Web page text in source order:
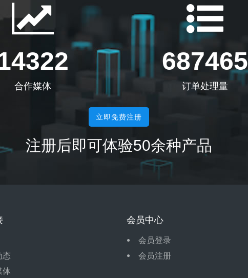
合作媒体
687465
订单处理量
立即免费注册
注册后即可体验50余种产品
态
体
会员中心
会员登录
会员注册